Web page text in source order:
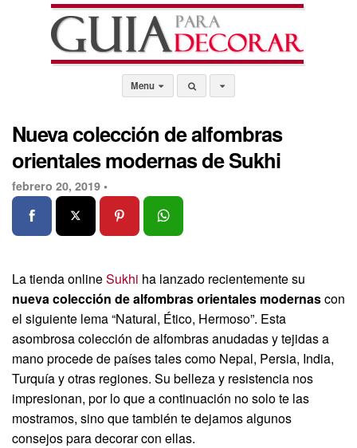
Menu
Nueva colección de alfombras
orientales modernas de Sukhi
febrero 20, 2019 •
La tienda onlineSukhi ha lanzado recientemente su
nueva colección de alfombras orientales modernascon
el siguiente lema “Natural, Ético, Hermoso”. Esta
asombrosa colección de alfombras anudadas y tejidas a
mano procede de países tales como Nepal, Persia, India,
Turquía y otras regiones. Su belleza y resistencia nos
impresionan, por lo que a continuación no solo te las
mostramos, sino que también te dejamos algunos
consejos para decorar con ellas.